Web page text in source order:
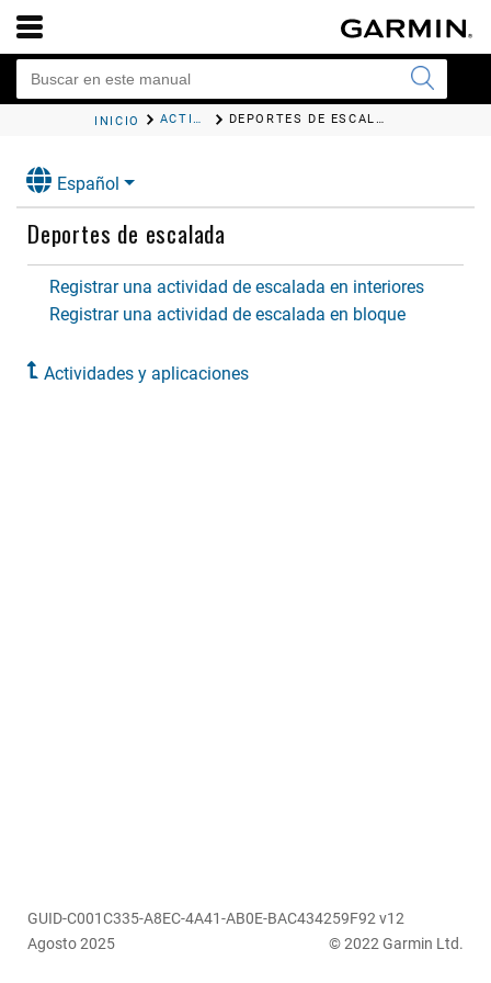
INICIO ACTIVIDADES Y APLICACIONES DEPORTES DE ESCALADA
Español
Deportes de escalada
Registrar una actividad de escalada en interiores
Registrar una actividad de escalada en bloque
Actividades y aplicaciones
GUID-C001C335-A8EC-4A41-AB0E-BAC434259F92 v12
Agosto 2025
© 2022 Garmin Ltd.